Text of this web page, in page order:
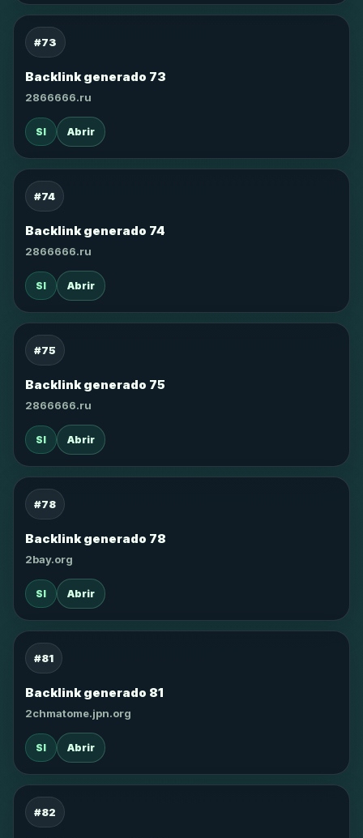
#73
Backlink generado 73
2866666.ru
SI Abrir
#74
Backlink generado 74
2866666.ru
SI Abrir
#75
Backlink generado 75
2866666.ru
SI Abrir
#78
Backlink generado 78
2bay.org
SI Abrir
#81
Backlink generado 81
2chmatome.jpn.org
SI Abrir
#82